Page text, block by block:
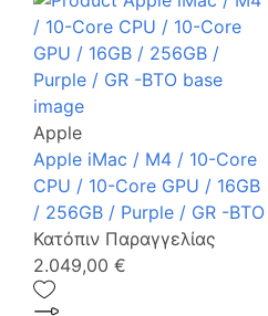
Apple
Apple iMac / M4 / 10-Core
CPU / 10-Core GPU / 16GB
/ 256GB / Purple / GR -BTO
Κατόπιν Παραγγελίας
2.049,00 €